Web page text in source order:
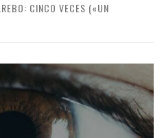
CINCO VECES («UN